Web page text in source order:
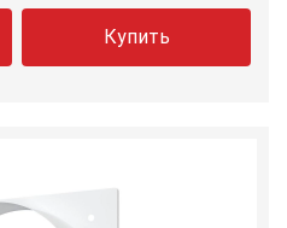
Купить